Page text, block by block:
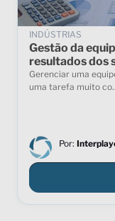
INDÚSTRIAS
Gestão da
resultados dos
farmacêuticos
Gerenciar uma
uma tarefa muito
Por: